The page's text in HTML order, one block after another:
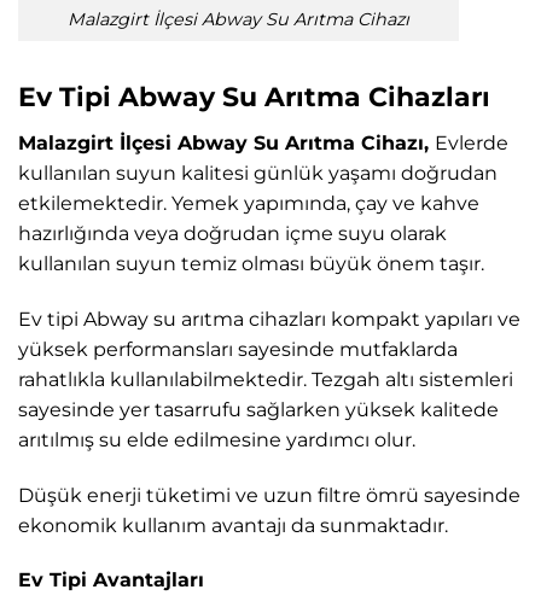
Malazgirt İlçesi Abway Su Arıtma Cihazı
Ev Tipi Abway Su Arıtma Cihazları
Malazgirt İlçesi Abway Su Arıtma Cihazı, Evlerde
kullanılan suyun kalitesi günlük yaşamı doğrudan
etkilemektedir. Yemek yapımında, çay ve kahve
hazırlığında veya doğrudan içme suyu olarak
kullanılan suyun temiz olması büyük önem taşır.
Ev tipi Abway su arıtma cihazları kompakt yapıları ve
yüksek performansları sayesinde mutfaklarda
rahatlıkla kullanılabilmektedir. Tezgah altı sistemleri
sayesinde yer tasarrufu sağlarken yüksek kalitede
arıtılmış su elde edilmesine yardımcı olur.
Düşük enerji tüketimi ve uzun filtre ömrü sayesinde
ekonomik kullanım avantajı da sunmaktadır.
Ev Tipi Avantajları